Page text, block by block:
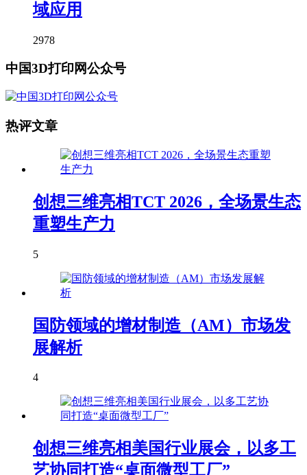
域应用
2978
中国3D打印网公众号
热评文章
创想三维亮相TCT 2026，全场景生态
重塑生产力
5
国防领域的增材制造（AM）市场发
展解析
4
创想三维亮相美国行业展会，以多工
艺协同打造“桌面微型工厂”